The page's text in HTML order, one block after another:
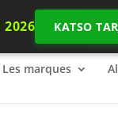
2026 KATSO
Mitä varusteita
Les marques